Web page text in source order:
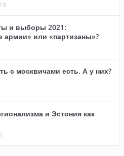
и выборы 2021:
армии» или «партизаны»?
с москвичами есть. А у них?
и Эстония как